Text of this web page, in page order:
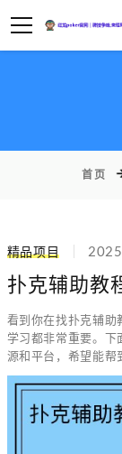
首页
精品项目
扑克辅助教
看到你在找扑克辅助
学习都非常重要。下
源和平台，希望能帮